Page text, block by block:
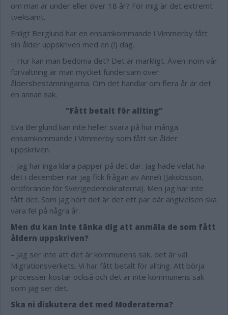
om man är under eller över 18 år? För mig är det extremt
tveksamt.
Enligt Berglund har en ensamkommande i Vimmerby fått
sin ålder uppskriven med en (!) dag.
– Hur kan man bedöma det? Det är märkligt. Även inom vår
förvaltning är man mycket fundersam över
åldersbestämningarna. Om det handlar om flera år är det
en annan sak.
"Fått betalt för allting"
Eva Berglund kan inte heller svara på hur många
ensamkommande i Vimmerby som fått sin ålder
uppskriven.
– Jag har inga klara papper på det där. Jag hade velat ha
det i december när jag fick frågan av Anneli (Jakobsson,
ordförande för Sverigedemokraterna). Men jag har inte
fått det. Som jag hört det är det ett par där angivelsen ska
vara fel på några år.
Men du kan inte tänka dig att anmäla de som fått
åldern uppskriven?
– Jag ser inte att det är kommunens sak, det är väl
Migrationsverkets. Vi har fått betalt för allting. Att börja
processer kostar också och det är inte kommunens sak
som jag ser det.
Ska ni diskutera det med Moderaterna?